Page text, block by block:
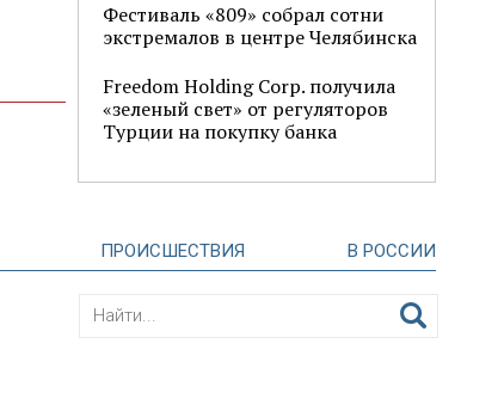
Фестиваль «809» собрал сотни
экстремалов в центре Челябинска
Freedom Holding Corp. получила
«зеленый свет» от регуляторов
Турции на покупку банка
ПРОИСШЕСТВИЯ В РОССИИ